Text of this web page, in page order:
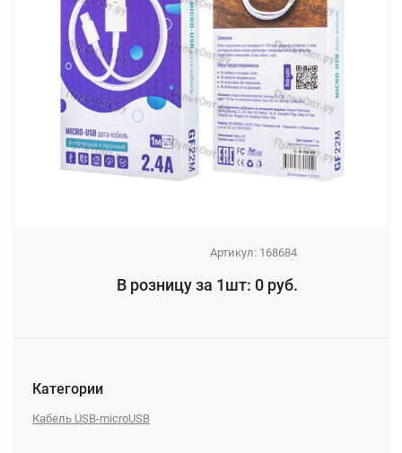
Артикул: 168684
В розницу за 1шт: 0 руб.
Категории
Кабель USB-microUSB